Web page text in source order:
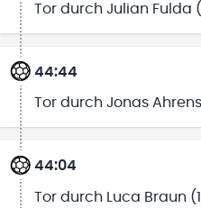
Tor durch Julian Fulda
44:44
Tor durch Jonas
44:04
Tor durch Luca Braun